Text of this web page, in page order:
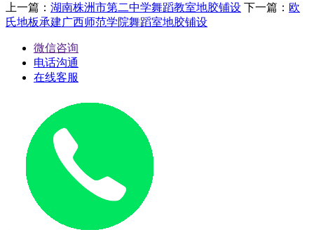
上一篇： 湖南株洲市第二中学舞蹈教室地胶铺设 下一篇： 欧
氏地板承建广西师范学院舞蹈室地胶铺设
微信咨询
电话沟通
在线客服